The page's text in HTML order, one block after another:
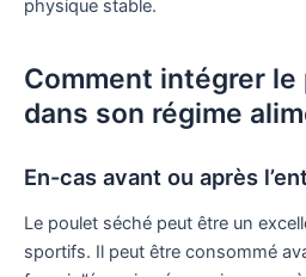
physique stable.
Comment intégrer
dans son régime
En-cas avant ou après
Le poulet séché peut être un
sportifs. Il peut être consommé